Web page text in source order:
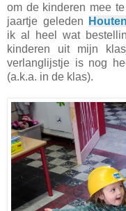
om de kinderen mee
jaartje geleden
ik al heel wat
kinderen uit mijn
verlanglijstje is nog
(a.k.a. in de klas).